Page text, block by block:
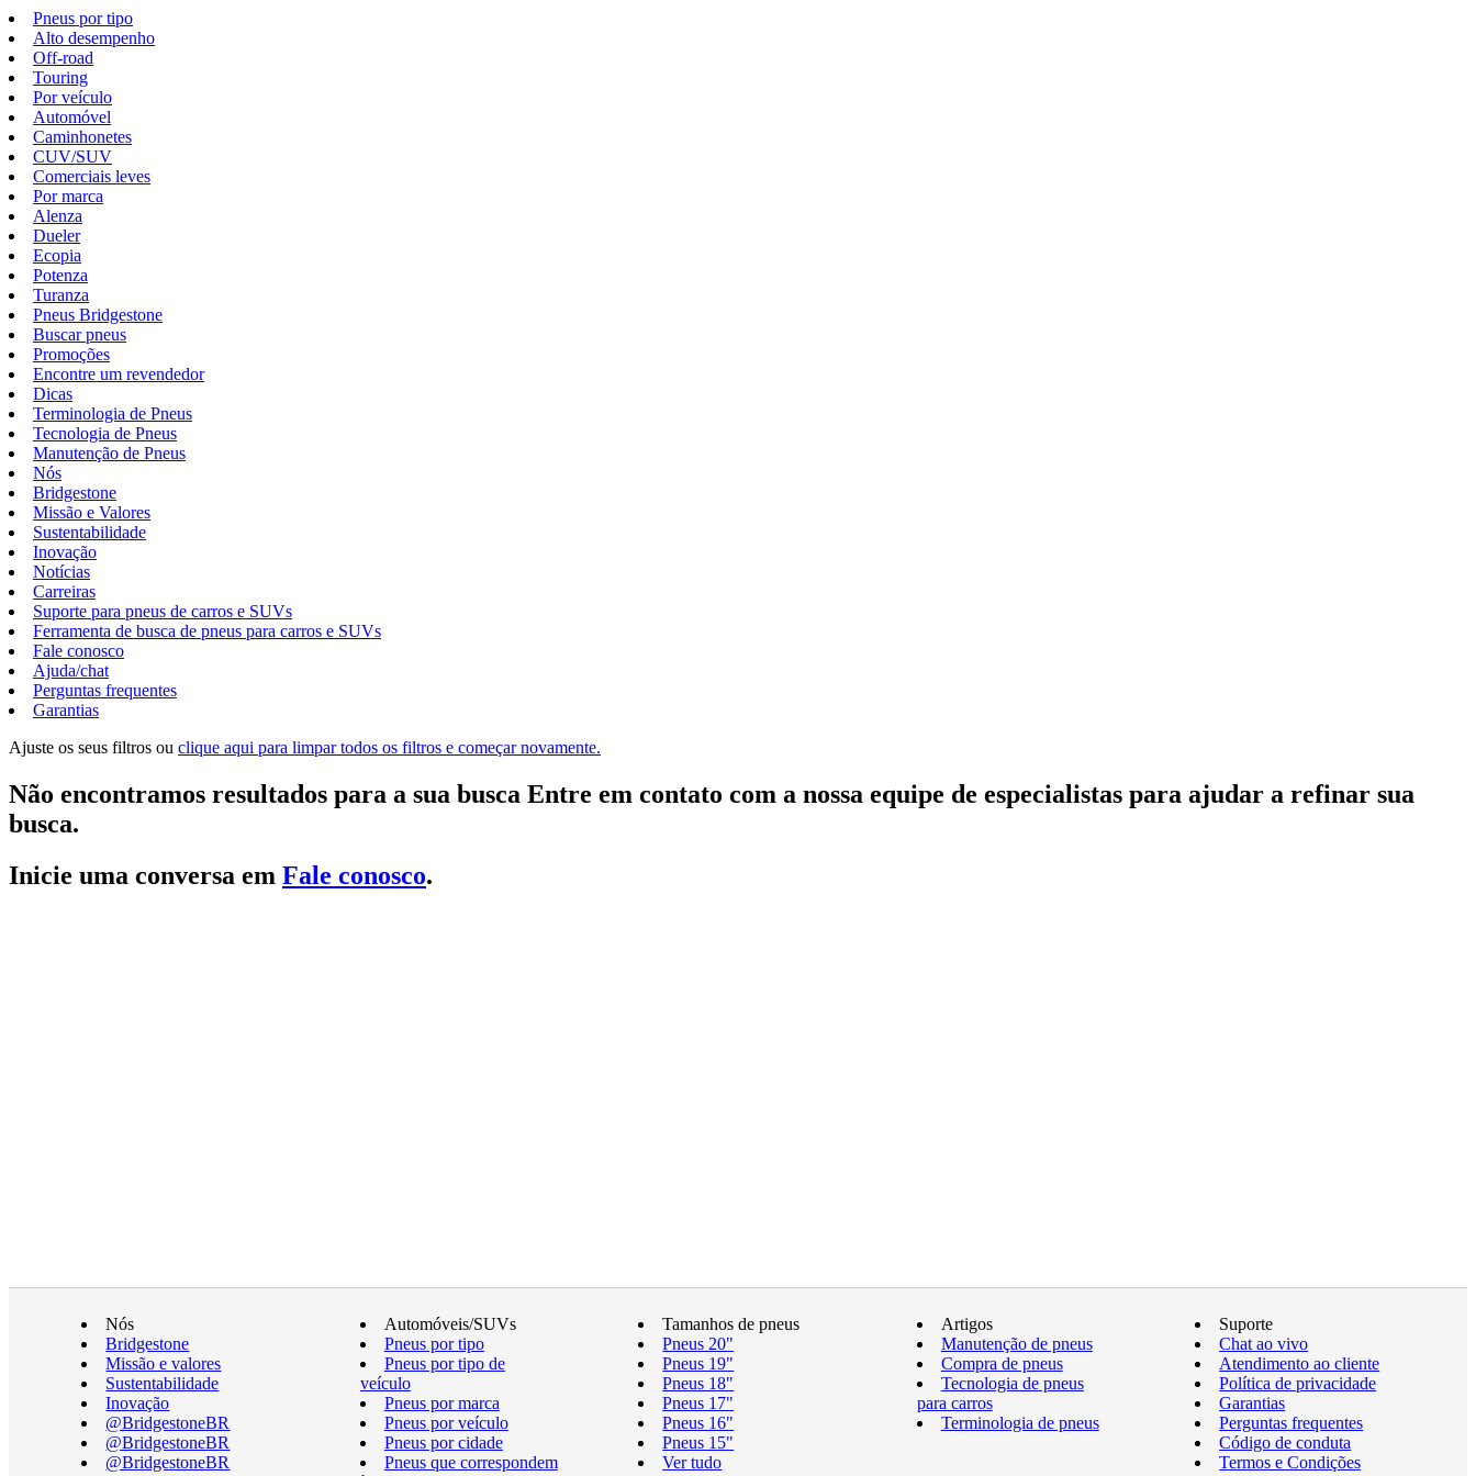
Pneus por tipo
Alto desempenho
Off-road
Touring
Por veículo
Automóvel
Caminhonetes
CUV/SUV
Comerciais leves
Por marca
Alenza
Dueler
Ecopia
Potenza
Turanza
Pneus Bridgestone
Buscar pneus
Promoções
Encontre um revendedor
Dicas
Terminologia de Pneus
Tecnologia de Pneus
Manutenção de Pneus
Nós
Bridgestone
Missão e Valores
Sustentabilidade
Inovação
Notícias
Carreiras
Suporte para pneus de carros e SUVs
Ferramenta de busca de pneus para carros e SUVs
Fale conosco
Ajuda/chat
Perguntas frequentes
Garantias
Ajuste os seus filtros ou clique aqui para limpar todos os filtros e começar novamente.
Não encontramos resultados para a sua busca Entre em contato com a nossa equipe de especialistas para ajudar a refinar sua
busca.
Inicie uma conversa em Fale conosco.
Nós
Bridgestone
Missão e valores
Sustentabilidade
Inovação
@BridgestoneBR
@BridgestoneBR
@BridgestoneBR
Automóveis/SUVs
Pneus por tipo
Pneus por tipo de
veículo
Pneus por marca
Pneus por veículo
Pneus por cidade
Pneus que correspondem
Tamanhos de pneus
Pneus 20"
Pneus 19"
Pneus 18"
Pneus 17"
Pneus 16"
Pneus 15"
Ver tudo
Artigos
Manutenção de pneus
Compra de pneus
Tecnologia de pneus
para carros
Terminologia de pneus
Suporte
Chat ao vivo
Atendimento ao cliente
Política de privacidade
Garantias
Perguntas frequentes
Código de conduta
Termos e Condições